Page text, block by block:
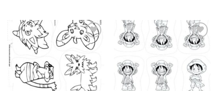
Adicionar
aos
meus
desejos
Adicionar
aos
meus
desejos